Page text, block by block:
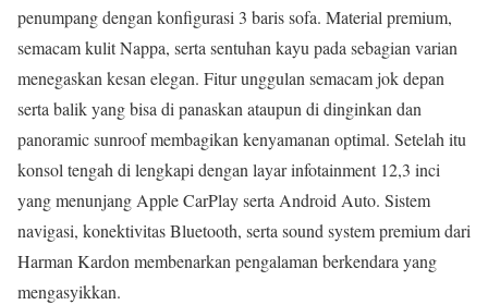
penumpang dengan konfigurasi 3 baris sofa. Material premium,
semacam kulit Nappa, serta sentuhan kayu pada sebagian varian
menegaskan kesan elegan. Fitur unggulan semacam jok depan
serta balik yang bisa di panaskan ataupun di dinginkan dan
panoramic sunroof membagikan kenyamanan optimal. Setelah itu
konsol tengah di lengkapi dengan layar infotainment 12,3 inci
yang menunjang Apple CarPlay serta Android Auto. Sistem
navigasi, konektivitas Bluetooth, serta sound system premium dari
Harman Kardon membenarkan pengalaman berkendara yang
mengasyikkan.